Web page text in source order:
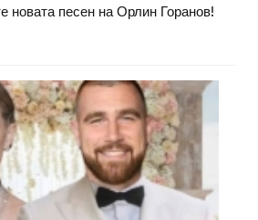
новата песен на Орлин Горанов!